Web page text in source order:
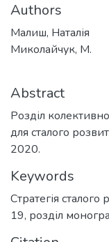
Authors
Малиш, Наталія
Миколайчук, М.
Abstract
Розділ
для сталого
2020.
Keywords
Стратегія сталого
19, розділ